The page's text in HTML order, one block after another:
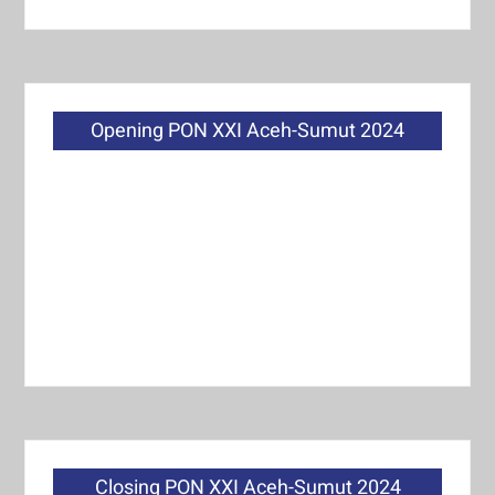
Opening PON XXI Aceh-Sumut 2024
Closing PON XXI Aceh-Sumut 2024